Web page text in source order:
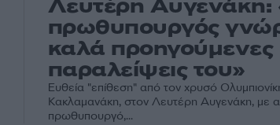
Λευτέρη Αυγενάκη:
πρωθυπουργός
καλά προηγούμενες
παραλείψεις του»
Ευθεία "επίθεση" από τον χρυσό
Κακλαμανάκη, στον Λευτέρη Αυγενάκη, με
πρωθυπουργό,...